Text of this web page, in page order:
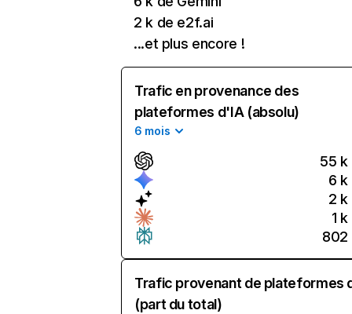
2 k de e2f.ai
...et plus encore !
Trafic en provenance des
plateformes d'IA (absolu)
6 mois
55 k
6 k
2 k
1 k
802
Trafic provenant de plateformes
(part du total)